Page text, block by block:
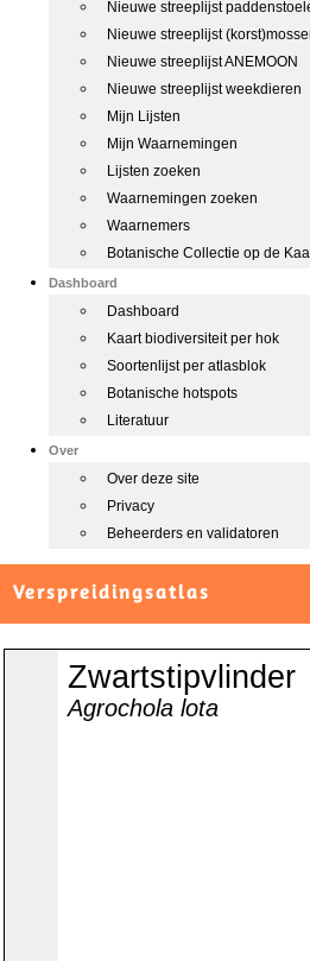
Nieuwe streeplijst
Nieuwe streeplijst
Nieuwe streeplijst ANEMOON
Nieuwe streeplijst weekdieren
Mijn Lijsten
Mijn Waarnemingen
Lijsten zoeken
Waarnemingen zoeken
Waarnemers
Botanische Collectie op de
Dashboard
Dashboard
Kaart biodiversiteit per hok
Soortenlijst per atlasblok
Botanische hotspots
Literatuur
Over
Over deze site
Privacy
Beheerders en validatoren
Verspreidingsatlas